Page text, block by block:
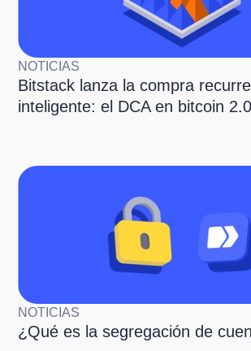
NOTICIAS
Bitstack lanza la compra
inteligente: el DCA en bitcoin 2.0
NOTICIAS
¿Qué es la segregación de